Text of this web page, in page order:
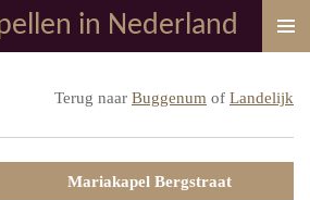
in Nederland
Terug naar Buggenum of Landelijk
Mariakapel Bergstraat